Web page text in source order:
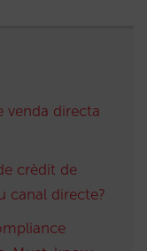
venda directa
crèdit de
canal directe?